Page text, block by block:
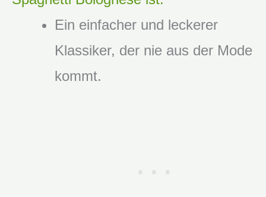
Ein einfacher und leckerer
Klassiker, der nie aus der Mode
kommt.